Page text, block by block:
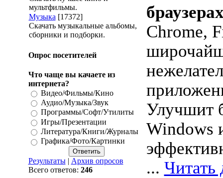
мультфильмы.
Музыка [17372]
Скачать музыкальные альбомы,
сборники и подборки.
Опрос посетителей
Что чаще вы качаете из
интернета?
Видео/Фильмы/Кино
Аудио/Музыка/Звук
Программы/Софт/Утилиты
Игры/Презентации
Литература/Книги/Журналы
Графика/Фото/Картинки
Результаты| Архив опросов
Всего ответов: 246
Chrome,
Улучшит
Windows
... Читать